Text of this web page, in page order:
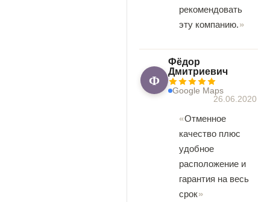
рекомендовать
эту компанию.
Ф
Фёдор
Дмитриевич
Google Maps
26.06.2020
Отменное
качество плюс
удобное
расположение и
гарантия на весь
срок